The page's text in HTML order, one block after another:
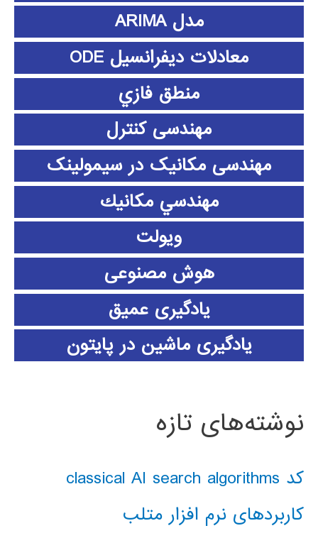
مدل ARIMA
معادلات دیفرانسیل ODE
منطق فازي
مهندسی کنترل
مهندسی مکانیک در سیمولینک
مهندسي مكانيك
ویولت
هوش مصنوعی
یادگیری عمیق
یادگیری ماشین در پایتون
نوشته‌های تازه
کد classical AI search algorithms
کاربردهای نرم افزار متلب